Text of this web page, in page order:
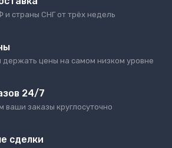
и страны СНГ от трёх недель
держать цены на самом низком уровне
24/7
ваши заказы круглосуточно
сделки